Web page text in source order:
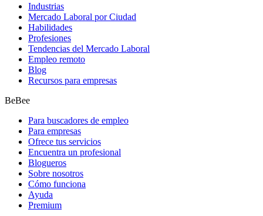
Industrias
Mercado Laboral por Ciudad
Habilidades
Profesiones
Tendencias del Mercado Laboral
Empleo remoto
Blog
Recursos para empresas
BeBee
Para buscadores de empleo
Para empresas
Ofrece tus servicios
Encuentra un profesional
Blogueros
Sobre nosotros
Cómo funciona
Ayuda
Premium